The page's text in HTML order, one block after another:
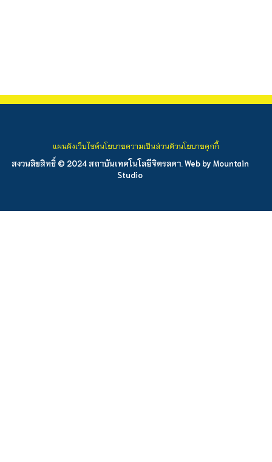
สงวนลิขสิทธิ์ © 2024 สถาบันเทคโนโลยีจิตรลดา. Web by Mountain
Studio
แผนผังเว็บไซต์นโยบายความเป็นส่วนตัวนโยบายคุกกี้